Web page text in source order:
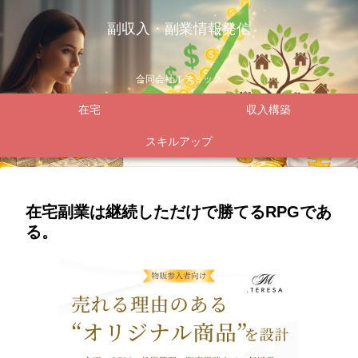
副収入・副業情報発信
合同会社ルテミック
在宅 収入構築
スキルアップ
在宅副業は継続しただけで勝てるRPGであ
る。